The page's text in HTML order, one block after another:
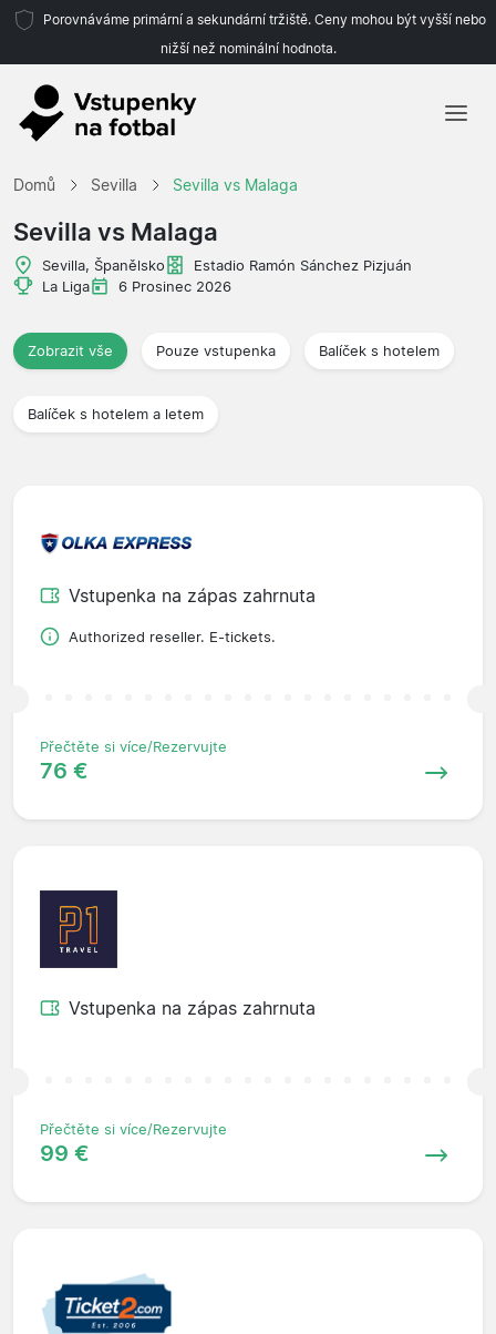
Porovnáváme primární a sekundární tržiště. Ceny mohou být vyšší nebo
nižší než nominální hodnota.
Cestovní kanceláře
Domů Sevilla Sevilla vs Malaga
Sevilla vs Malaga
Sevilla, Španělsko
Estadio Ramón Sánchez Pizjuán
La Liga
6 Prosinec 2026
Zobrazit vše Pouze vstupenka Balíček s hotelem
Balíček s hotelem a letem
Vstupenka na zápas zahrnuta
Authorized reseller. E-tickets.
Přečtěte si více/Rezervujte
76 €
Vstupenka na zápas zahrnuta
Přečtěte si více/Rezervujte
99 €